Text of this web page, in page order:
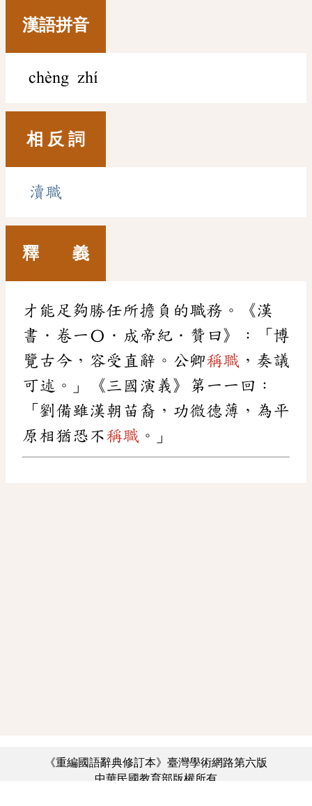
漢語拼音
chèng zhí
相 反 詞
瀆職
釋 義
才能足夠勝任所擔負的職務。《漢
書．卷一〇．成帝紀．贊曰》：「博
覽古今，容受直辭。公卿稱職 ，奏議
可述。」《三國演義》第一一回：
「劉備雖漢朝苗裔，功微德薄，為平
原相猶恐不稱職 。」
《重編國語辭典修訂本》臺灣學術網路第六版
中華民國教育部版權所有